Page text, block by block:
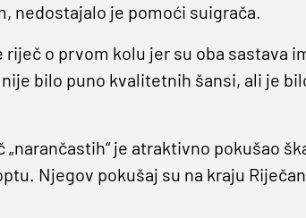
nedostajalo je pomoći suigrača.
o prvom kolu jer su oba sastava
bilo puno kvalitetnih šansi, ali je
„narančastih“ je atraktivno pokušao
Njegov pokušaj su na kraju